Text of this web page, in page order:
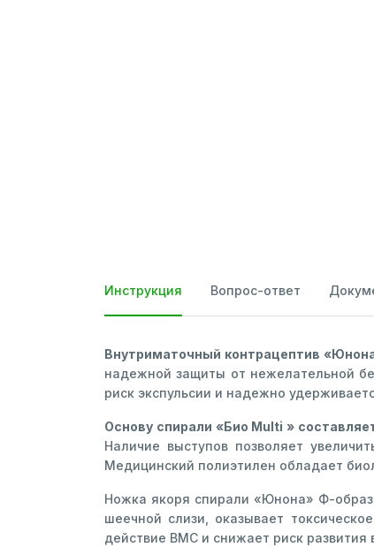
Инструкция Вопрос-ответ
Внутриматочный контрацептив
надежной защиты от нежелательной
риск экспульсии и надежно
Основу спирали «Био Multi »
Наличие выступов позволяет
Медицинский полиэтилен обладает
Ножка якоря спирали «Юнона» Ф-
шеечной слизи, оказывает
действие ВМС и снижает риск